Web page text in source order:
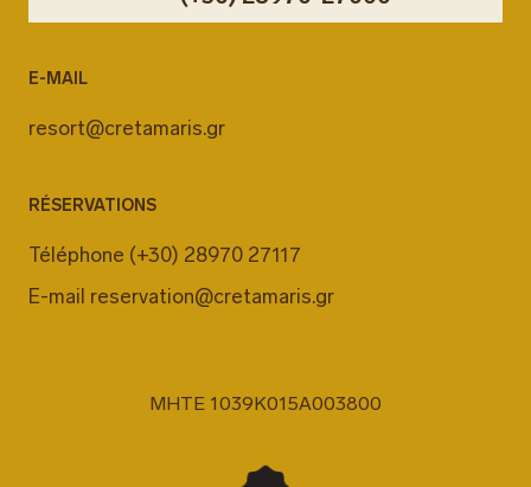
E-MAIL
resort@cretamaris.gr
RÉSERVATIONS
Téléphone (+30) 28970 27117
E-mail reservation@cretamaris.gr
MHTE 1039K015A003800